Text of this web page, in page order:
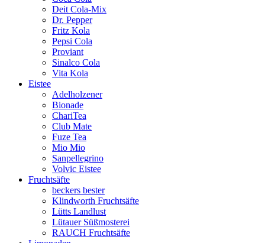
Deit Cola-Mix
Dr. Pepper
Fritz Kola
Pepsi Cola
Proviant
Sinalco Cola
Vita Kola
Eistee
Adelholzener
Bionade
ChariTea
Club Mate
Fuze Tea
Mio Mio
Sanpellegrino
Volvic Eistee
Fruchtsäfte
beckers bester
Klindworth Fruchtsäfte
Lütts Landlust
Lütauer Süßmosterei
RAUCH Fruchtsäfte